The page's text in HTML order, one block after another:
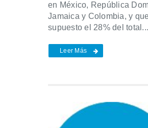
en México, República
Jamaica y Colombia, y
supuesto el 28% del total...
Leer Más